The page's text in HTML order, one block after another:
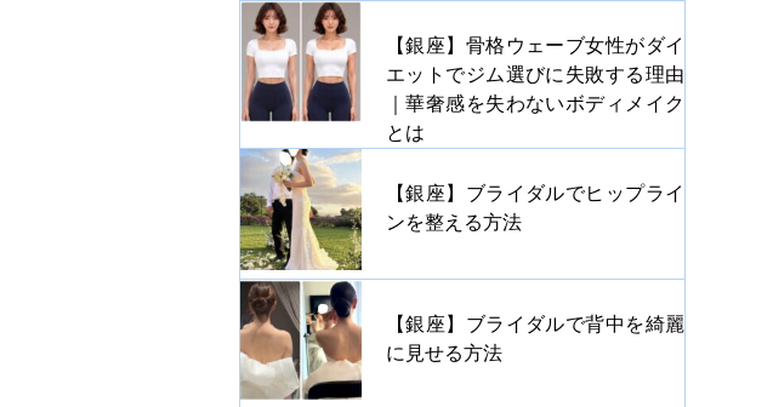
【銀座】骨格ウェーブ女性がダイ
エットでジム選びに失敗する理由
｜華奢感を失わないボディメイク
とは
【銀座】ブライダルでヒップライ
ンを整える方法
【銀座】ブライダルで背中を綺麗
に見せる方法